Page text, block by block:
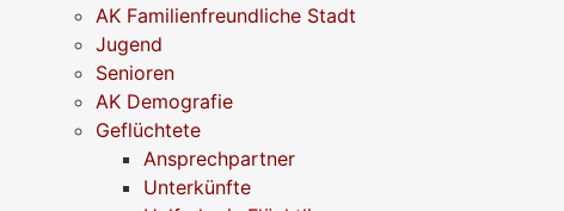
AK Familienfreundliche Stadt
Jugend
Senioren
AK Demografie
Geflüchtete
Ansprechpartner
Unterkünfte